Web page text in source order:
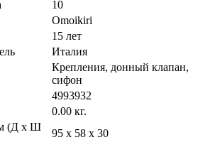
10
Omoikiri
15 лет
Италия
Крепления, донный клапан,
сифон
4993932
0.00 кг.
(Д х Ш
95 х 58 х 30